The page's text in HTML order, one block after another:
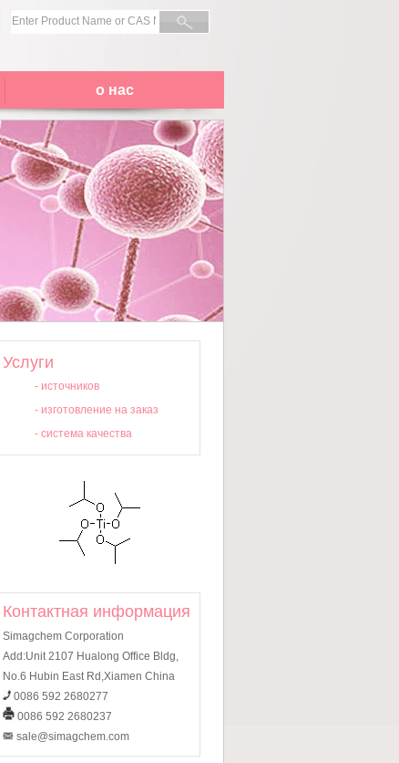
о нас
Услуги
- источников
- изготовление на заказ
- система качества
Контактная информация
Simagchem Corporation
Add:Unit 2107 Hualong Office Bldg,
No.6 Hubin East Rd,Xiamen China
0086 592 2680277
0086 592 2680237
sale@simagchem.com